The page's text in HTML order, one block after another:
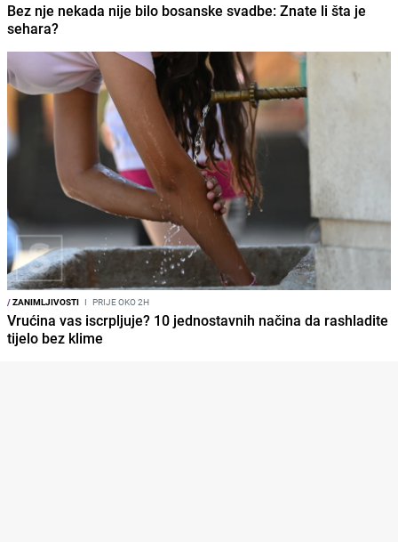
Bez nje nekada nije bilo bosanske svadbe: Znate li šta je
sehara?
/ZANIMLJIVOSTI I PRIJE OKO 2H
Vrućina vas iscrpljuje? 10 jednostavnih načina da rashladite
tijelo bez klime